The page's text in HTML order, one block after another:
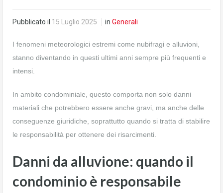
Pubblicato il 15 Luglio 2025 in Generali
I fenomeni meteorologici estremi come nubifragi e alluvioni,
stanno diventando in questi ultimi anni sempre più frequenti e
intensi.
In ambito condominiale, questo comporta non solo danni
materiali che potrebbero essere anche gravi, ma anche delle
conseguenze giuridiche, soprattutto quando si tratta di stabilire
le responsabilità per ottenere dei risarcimenti.
Danni da alluvione: quando il
condominio è responsabile